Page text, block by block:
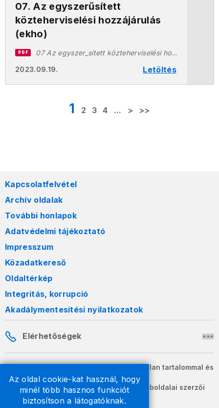
Az oldal cookie-kat használ, hogy
minél több hasznos funkciót
biztosítson a látogatóknak.
07. Az egyszerűsített
közteherviselési hozzájárulás
(ekho)
2023.09.19. Letöltés
PDF 07 Az egyszer_sített közteherviselési hozzájárulás ekho 20231129.pdf
1 2 3 4 ... > >>
Kapcsolatfelvétel
Archív oldalak
További honlapok
Adatvédelmi tájékoztató
Impresszum
Közadatkereső
Oldaltérkép
Integritás, korrupció
Akadálymentesítési nyilatkozatok
Elérhetőségek
A honlapon szereplő információk változatlan tartalommal és
formában szabadon terjeszthetők.
2026 © A Nemzeti Adó- és Vámhivatal weboldalai szerzői
jogvédelem alatt állnak.